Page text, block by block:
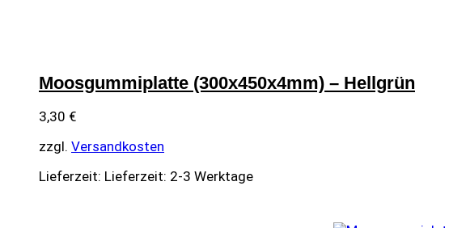
Moosgummiplatte (300x450x4mm) – Hellgrün
3,30 €
zzgl. Versandkosten
Lieferzeit: Lieferzeit: 2-3 Werktage